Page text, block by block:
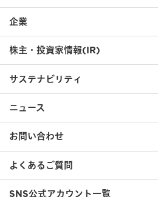
企業
株主・投資家情報(IR)
サステナビリティ
ニュース
お問い合わせ
よくあるご質問
SNS公式アカウント一覧